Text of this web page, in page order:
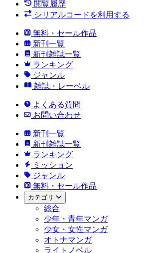
閲覧履歴
シリアルコードを利用する
無料・セール作品
新刊一覧
新刊雑誌一覧
ランキング
ジャンル
雑誌・レーベル
よくある質問
お問い合わせ
新刊一覧
新刊雑誌一覧
ランキング
ミッション
ジャンル
無料・セール作品
カテゴリ
総合
少年・青年マンガ
少女・女性マンガ
オトナマンガ
ライトノベル